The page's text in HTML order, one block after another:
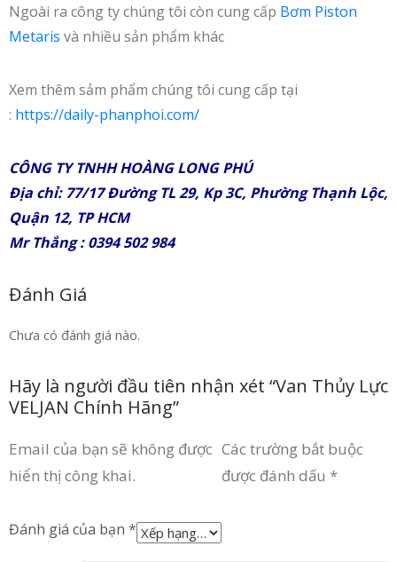
Ngoài ra công ty chúng tôi còn cung cấp Bơm Piston
Metaris và nhiều sản phẩm khác
Xem thêm sảm phẩm chúng tôi cung cấp tại
: https://daily-phanphoi.com/
CÔNG TY TNHH HOÀNG LONG PHÚ
Địa chỉ: 77/17 Đường TL 29, Kp 3C, Phường Thạnh Lộc,
Quận 12, TP HCM
Mr Thắng : 0394 502 984
Đánh Giá
Chưa có đánh giá nào.
Hãy là người đầu tiên nhận xét “Van Thủy Lực
VELJAN Chính Hãng”
Email của bạn sẽ không được
hiển thị công khai.
Các trường bắt buộc
được đánh dấu *
Đánh giá của bạn *